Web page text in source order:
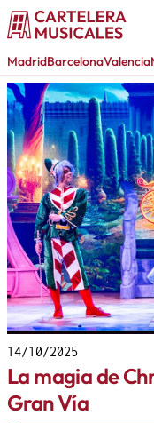
MadridBarcelonaValencia
14/10/2025
La magia de
Gran Vía